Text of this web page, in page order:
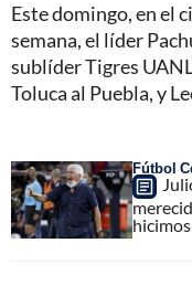
Este domingo, en el
semana, el líder
sublíder Tigres
Toluca al Puebla, y
Fútbol